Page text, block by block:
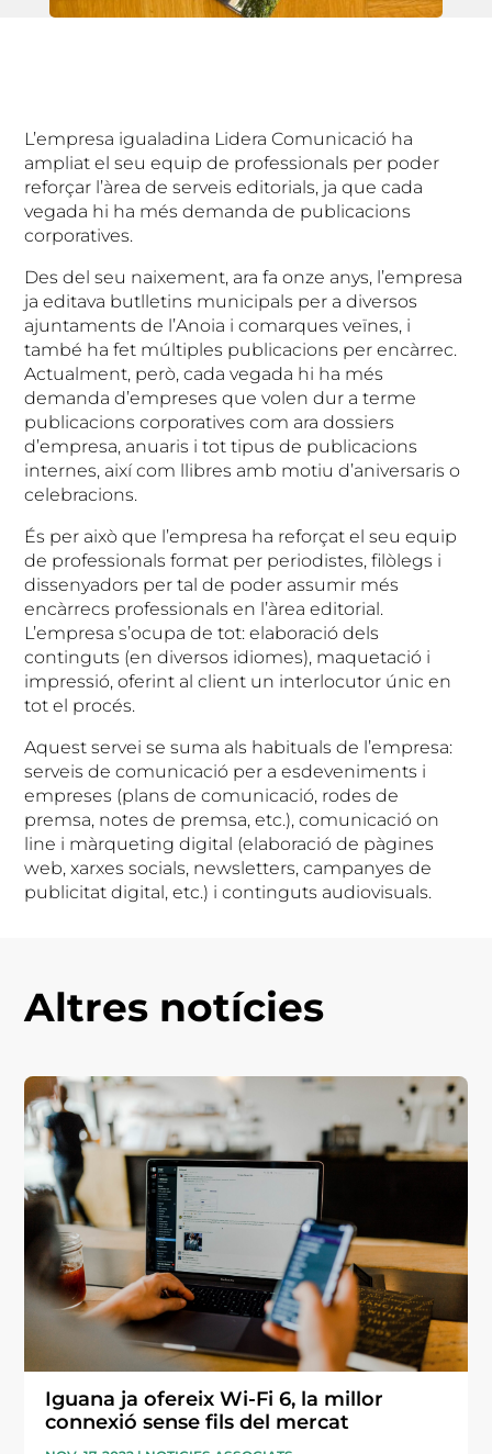
L’empresa igualadina Lidera Comunicació ha
ampliat el seu equip de professionals per poder
reforçar l’àrea de serveis editorials, ja que cada
vegada hi ha més demanda de publicacions
corporatives.
Des del seu naixement, ara fa onze anys, l’empresa
ja editava butlletins municipals per a diversos
ajuntaments de l’Anoia i comarques veïnes, i
també ha fet múltiples publicacions per encàrrec.
Actualment, però, cada vegada hi ha més
demanda d’empreses que volen dur a terme
publicacions corporatives com ara dossiers
d’empresa, anuaris i tot tipus de publicacions
internes, així com llibres amb motiu d’aniversaris o
celebracions.
És per això que l’empresa ha reforçat el seu equip
de professionals format per periodistes, filòlegs i
dissenyadors per tal de poder assumir més
encàrrecs professionals en l’àrea editorial.
L’empresa s’ocupa de tot: elaboració dels
continguts (en diversos idiomes), maquetació i
impressió, oferint al client un interlocutor únic en
tot el procés.
Aquest servei se suma als habituals de l’empresa:
serveis de comunicació per a esdeveniments i
empreses (plans de comunicació, rodes de
premsa, notes de premsa, etc.), comunicació on
line i màrqueting digital (elaboració de pàgines
web, xarxes socials, newsletters, campanyes de
publicitat digital, etc.) i continguts audiovisuals.
Altres notícies
Iguana ja ofereix Wi-Fi 6, la millor
connexió sense fils del mercat